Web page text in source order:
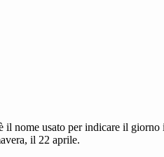
il nome usato per indicare il
il 22 aprile.